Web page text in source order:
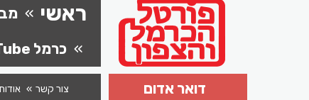
ראשי
כרמל Tube
צור קשר דואר אדום